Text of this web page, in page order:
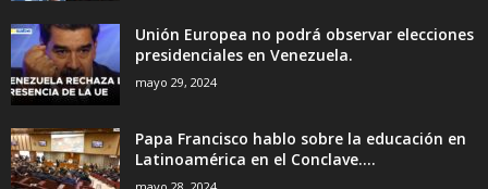
Unión Europea no podrá observar elecciones
presidenciales en Venezuela.
mayo 29, 2024
Papa Francisco hablo sobre la educación en
Latinoamérica en el Conclave....